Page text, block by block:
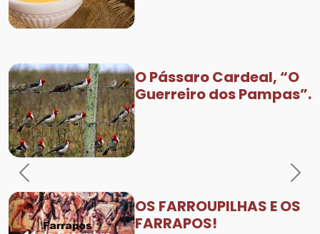
O Pássaro Cardeal, “O
Guerreiro dos Pampas”.
OS FARROUPILHAS E OS
FARRAPOS!
Previous Next